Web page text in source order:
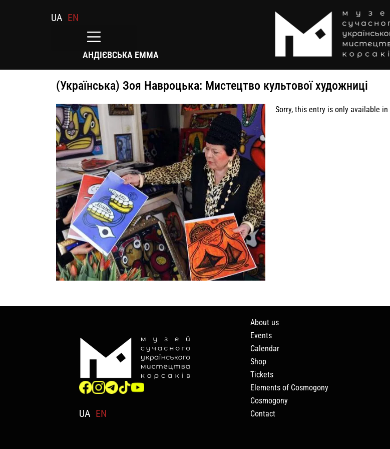
UA EN
АНДІЄВСЬКА ЕММА
(Українська) Зоя Навроцька: Мистецтво культової художниці
Sorry, this entry is only available in
UA EN
About us
Events
Calendar
Shop
Tickets
Elements of Cosmogony
Cosmogony
Contact